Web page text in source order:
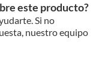
este producto?
Si no
nuestro equipo